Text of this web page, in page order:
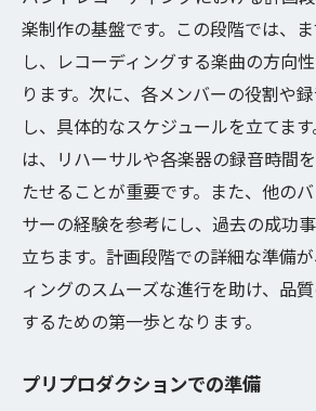
楽制作の基盤です。この段階では、
し、レコーディングする楽曲の方向
ります。次に、各メンバーの役割や
し、具体的なスケジュールを立てま
は、リハーサルや各楽器の録音時間
たせることが重要です。また、他の
サーの経験を参考にし、過去の成功
立ちます。計画段階での詳細な準備
ィングのスムーズな進行を助け、品
するための第一歩となります。
プリプロダクションでの準備